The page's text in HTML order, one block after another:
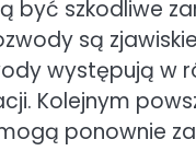
być szkodliwe
są
występują w
Kolejnym
ponownie